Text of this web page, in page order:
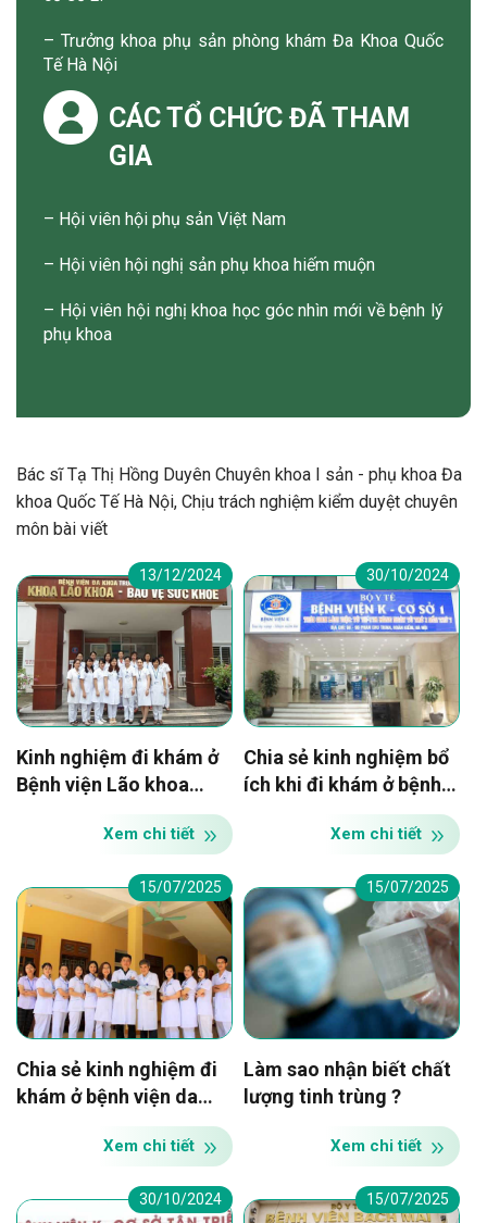
– Trưởng khoa phụ sản phòng khám Đa Khoa Quốc
Tế Hà Nội
CÁC TỔ CHỨC ĐÃ THAM
GIA
– Hội viên hội phụ sản Việt Nam
– Hội viên hội nghị sản phụ khoa hiếm muộn
– Hội viên hội nghị khoa học góc nhìn mới về bệnh lý
phụ khoa
Bác sĩ Tạ Thị Hồng Duyên Chuyên khoa I sản - phụ khoa Đa
khoa Quốc Tế Hà Nội, Chịu trách nghiệm kiểm duyệt chuyên
môn bài viết
13/12/2024
Kinh nghiệm đi khám ở
Bệnh viện Lão khoa
Xem chi tiết
30/10/2024
Chia sẻ kinh nghiệm bổ
ích khi đi khám ở bệnh
Xem chi tiết
15/07/2025
Chia sẻ kinh nghiệm đi
khám ở bệnh viện da
Xem chi tiết
15/07/2025
Làm sao nhận biết chất
lượng tinh trùng ?
Xem chi tiết
30/10/2024 15/07/2025